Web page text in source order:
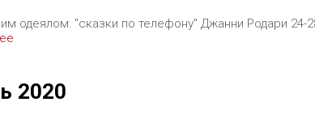
одеялом: "сказки по телефону" Джанни Родари 24-
2020